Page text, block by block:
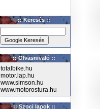
:: Keresés ::
:: Olvasnivaló ::
totalbike.hu
motor.lap.hu
www.simson.hu
www.motorostura.hu
:: Szoci lapok ::